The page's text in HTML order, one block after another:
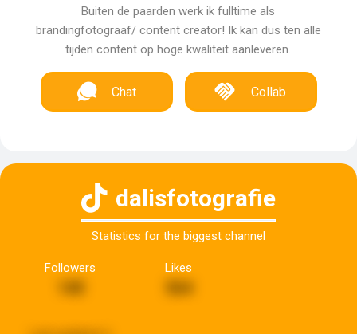
Buiten de paarden werk ik fulltime als
brandingfotograaf/ content creator! Ik kan dus ten alle
tijden content op hoge kwaliteit aanleveren.
Chat Collab
dalisfotografie
Statistics for the biggest channel
Followers Likes
564